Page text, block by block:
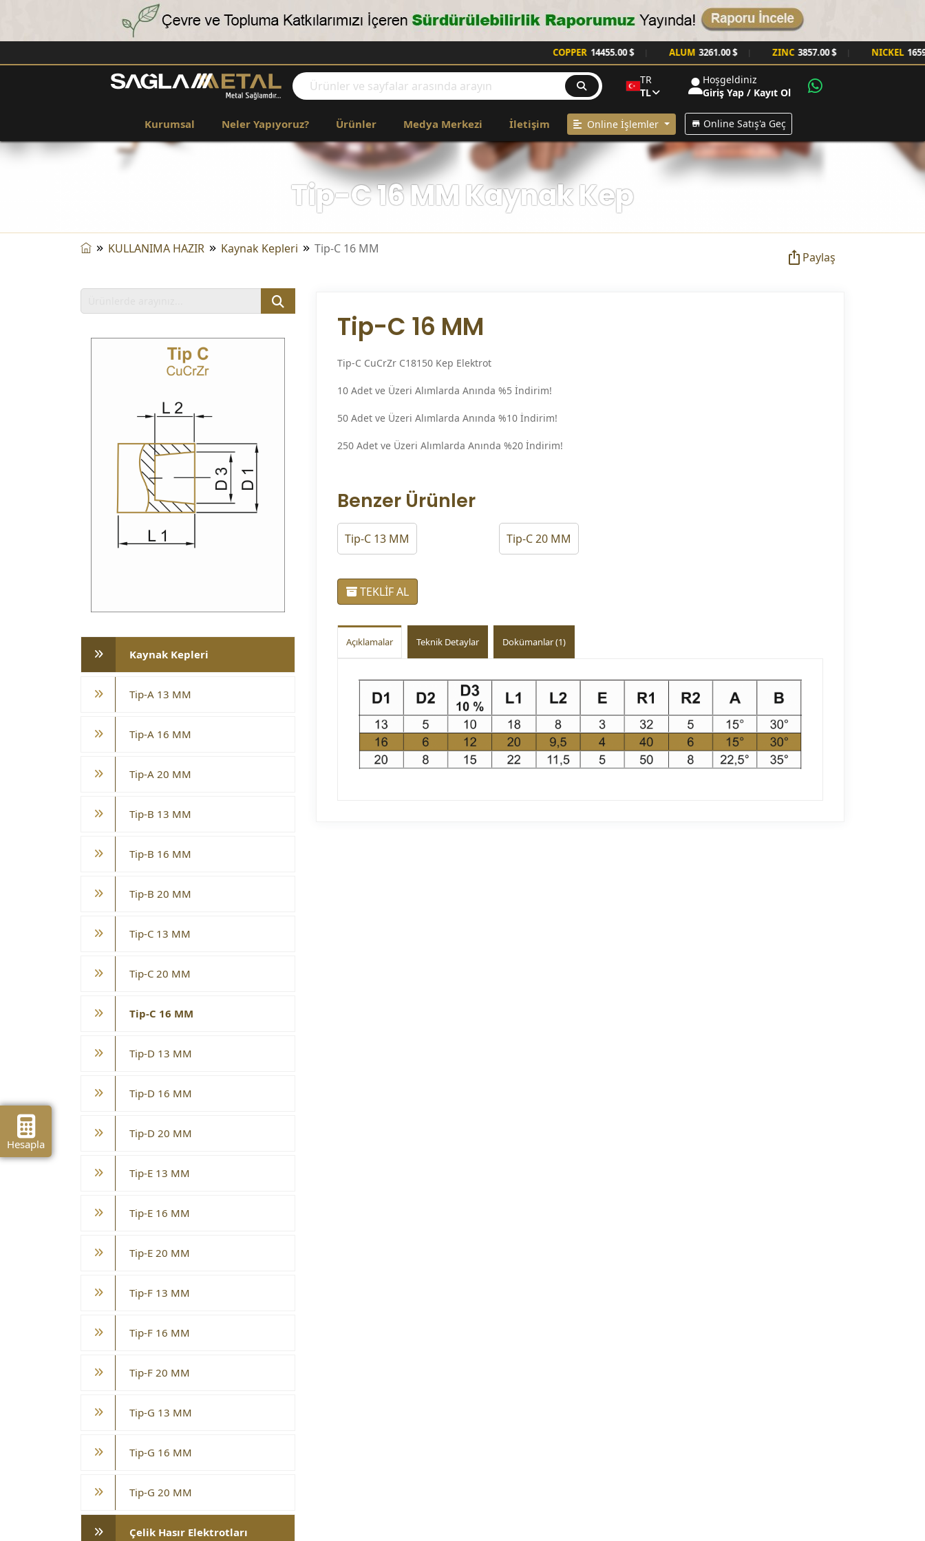
COPPER 14455.00 $ | 3261.00 $ | 3857.00 $ | NICKEL 16595.00 $
TR
TL
Hoşgeldiniz
Giriş Yap / Kayıt Ol
Kurumsal Neler Yapıyoruz? Ürünler Medya Merkezi İletişim Online İşlemler Online Satış'a Geç
Tip-C 16 MM Kaynak Kep
KULLANIMA HAZIR Kaynak Kepleri Tip-C 16 MM
Paylaş
Kaynak Kepleri
Tip-A 13 MM
Tip-A 16 MM
Tip-A 20 MM
Tip-B 13 MM
Tip-B 16 MM
Tip-B 20 MM
Tip-C 13 MM
Tip-C 20 MM
Tip-C 16 MM
Tip-D 13 MM
Tip-D 16 MM
Tip-D 20 MM
Tip-E 13 MM
Tip-E 16 MM
Tip-E 20 MM
Tip-F 13 MM
Tip-F 16 MM
Tip-F 20 MM
Tip-G 13 MM
Tip-G 16 MM
Tip-G 20 MM
Çelik Hasır Elektrotları
Tip-C 16 MM
Tip-C CuCrZr C18150 Kep Elektrot
10 Adet ve Üzeri Alımlarda Anında %5 İndirim!
50 Adet ve Üzeri Alımlarda Anında %10 İndirim!
250 Adet ve Üzeri Alımlarda Anında %20 İndirim!
Benzer Ürünler
Tip-C 13 MM Tip-C 20 MM
TEKLİF AL
Açıklamalar Teknik Detaylar Dokümanlar (1)
Hesapla